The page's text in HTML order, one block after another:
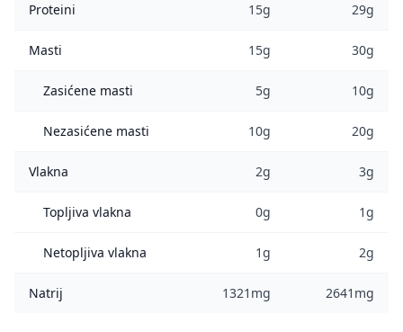
Proteini 15g 29g
Masti 15g 30g
Zasićene masti 5g 10g
Nezasićene masti 10g 20g
Vlakna 2g 3g
Topljiva vlakna 0g 1g
Netopljiva vlakna 1g 2g
Natrij 1321mg 2641mg